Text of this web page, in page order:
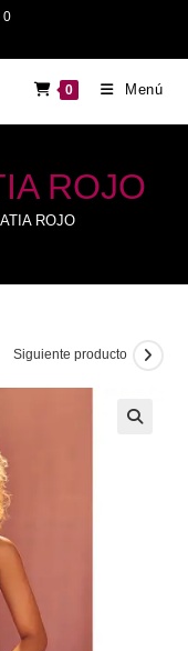
0
0 Menú
ROJO
ROJO
Siguiente producto